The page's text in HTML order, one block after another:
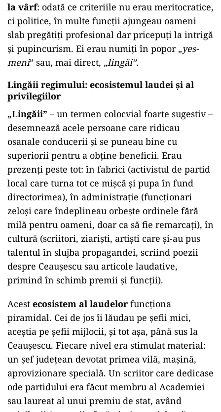
la vârf: odată ce criteriile nu erau meritocratice,
ci politice, în multe funcții ajungeau oameni
slab pregătiți profesional dar pricepuți la intrigă
și pupincurism. Ei erau numiți în popor „yes-
meni” sau, mai direct, „lingăi”.
Lingăii regimului: ecosistemul laudei și al
privilegiilor
„Lingăii” – un termen colocvial foarte sugestiv –
desemnează acele persoane care ridicau
osanale conducerii și se puneau bine cu
superiorii pentru a obține beneficii. Erau
prezenți peste tot: în fabrici (activistul de partid
local care turna tot ce mișcă și pupa în fund
directorimea), în administrație (funcționari
zeloși care îndeplineau orbește ordinele fără
milă pentru oameni, doar ca să fie remarcați), în
cultură (scriitori, ziariști, artiști care și-au pus
talentul în slujba propagandei, scriind poezii
despre Ceaușescu sau articole laudative,
primind în schimb premii și funcții).
Acest ecosistem al laudelor funcționa
piramidal. Cei de jos îi lăudau pe șefii mici,
aceștia pe șefii mijlocii, și tot așa, până sus la
Ceaușescu. Fiecare nivel era stimulat material:
un șef județean devotat primea vilă, mașină,
aprovizionare specială. Un scriitor care dedicase
ode partidului era făcut membru al Academiei
sau laureat al unui premiu de stat, având